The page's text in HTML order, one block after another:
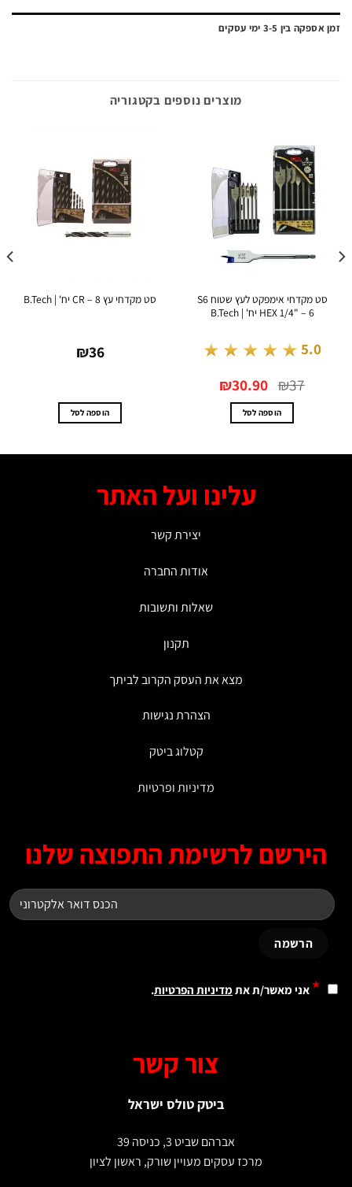
בין 3-5 ימי עסקים
מוצרים נוספים בקטגוריה
סט מקדחי אימפקט לעץ שטוח S6
HEX 1/4" – 6 יח' | B.Tech
★★★★★
המקורי
היה:
₪37.
₪30.90 הנוכחי
הוא:
₪30.90.
הוספה לסל
סט מקדחי עץ CR – 8 יח' | B.Tech
הוספה לסל
עלינו ועל האתר
יצירת קשר
אודות החברה
שאלות ותשובות
מצא את העסק הקרוב לביתך
הצהרת נגישות
קטלוג ביטק
מדיניות ופרטיות
לרשימת התפוצה שלנו
אני מאשר/ת אתמדיניות הפרטיות.
צור קשר
ביטק טולס ישראל
אברהם שביט 3, כניסה 39
מרכז עסקים מעויין שורק, ראשון לציון